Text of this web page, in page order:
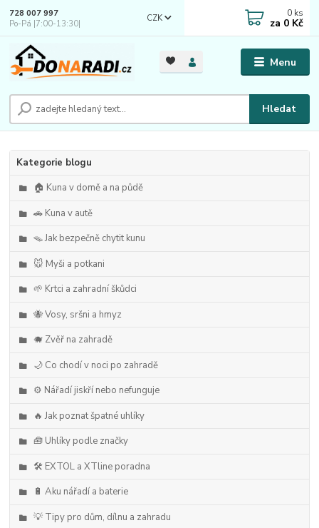
Menu
CZK
Hledat
728 007 997
Po-Pá |7:00-13:30|
0 ks
za 0 Kč
Kategorie blogu
🏠 Kuna v domě a na půdě
🚗 Kuna v autě
🪤 Jak bezpečně chytit kunu
🐭 Myši a potkani
🌱 Krtci a zahradní škůdci
🐝 Vosy, sršni a hmyz
🐗 Zvěř na zahradě
🌙 Co chodí v noci po zahradě
⚙️ Nářadí jiskří nebo nefunguje
🔥 Jak poznat špatné uhlíky
🧰 Uhlíky podle značky
🛠️ EXTOL a XTline poradna
🔋 Aku nářadí a baterie
💡 Tipy pro dům, dílnu a zahradu